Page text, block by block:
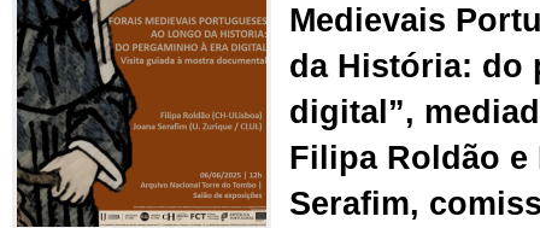
Medievais
da História: do
digital”,
Filipa Roldão e
Serafim,